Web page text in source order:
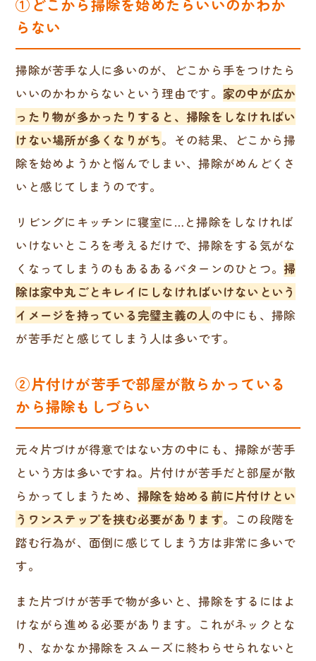
①どこから掃除を始めたらいいのかわか
らない
掃除が苦手な人に多いのが、どこから手をつけたら
いいのかわからないという理由です。 家の中が広か
ったり物が多かったりすると、掃除をしなければい
けない場所が多くなりがち。その結果、どこから掃
除を始めようかと悩んでしまい、掃除がめんどくさ
いと感じてしまうのです。
リビングにキッチンに寝室に…と掃除をしなければ
いけないところを考えるだけで、掃除をする気がな
くなってしまうのもあるあるパターンのひとつ。 掃
除は家中丸ごとキレイにしなければいけないという
イメージを持っている完璧主義の人の中にも、掃除
が苦手だと感じてしまう人は多いです。
②片付けが苦手で部屋が散らかっている
から掃除もしづらい
元々片づけが得意ではない方の中にも、掃除が苦手
という方は多いですね。片付けが苦手だと部屋が散
らかってしまうため、 掃除を始める前に片付けとい
うワンステップを挟む必要があります。この段階を
踏む行為が、面倒に感じてしまう方は非常に多いで
す。
また片づけが苦手で物が多いと、掃除をするにはよ
けながら進める必要があります。これがネックとな
り、なかなか掃除をスムーズに終わらせられないと